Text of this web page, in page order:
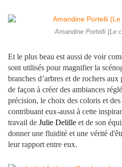
Amandine Portelli (Le
Et le plus beau est aussi de voir
sont utilisés pour magnifier la
branches d’arbres et de rochers
de façon à créer des ambiances
précision, le choix des coloris et des
contribuant eux-aussi à cette
travail de Julie Delille et de son
donner une fluidité et une vérité
leur rapport entre eux.